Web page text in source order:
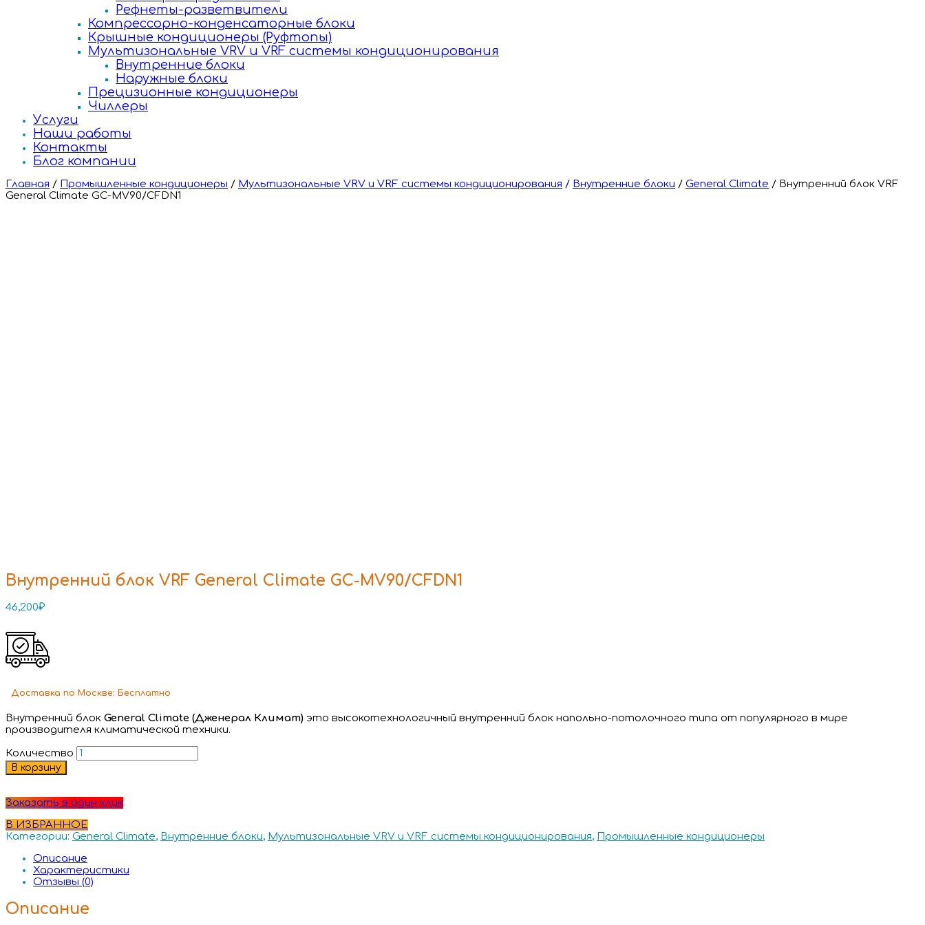
Рефнеты-разветвители
Компрессорно-конденсаторные блоки
Крышные кондиционеры (Руфтопы)
Мультизональные VRV и VRF системы кондиционирования
Внутренние блоки
Наружные блоки
Прецизионные кондиционеры
Чиллеры
Услуги
Наши работы
Контакты
Блог компании
Главная / Промышленные кондиционеры / Мультизональные VRV и VRF системы кондиционирования / Внутренние блоки / General Climate / Внутренний блок VRF
General Climate GC-MV90/CFDN1
Внутренний блок VRF General Climate GC-MV90/CFDN1
46,200₽
Доставка по Москве: Бесплатно
Внутренний блок General Climate (Дженерал Климат) это высокотехнологичный внутренний блок напольно-потолочного типа от популярного в мире
производителя климатической техники.
Количество
В корзину
Заказать в один клик
В ИЗБРАННОЕ
Категории: General Climate, Внутренние блоки, Мультизональные VRV и VRF системы кондиционирования, Промышленные кондиционеры
Описание
Характеристики
Отзывы (0)
Описание